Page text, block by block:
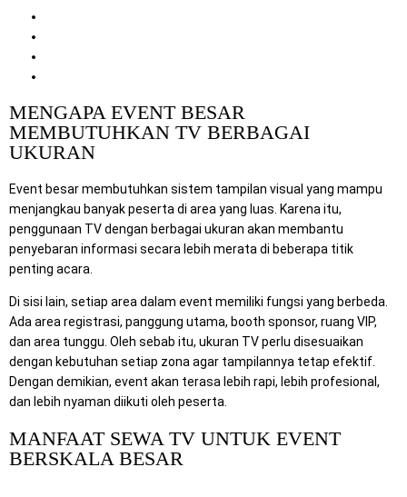
MENGAPA EVENT BESAR
MEMBUTUHKAN TV BERBAGAI
UKURAN
Event besar membutuhkan sistem tampilan visual yang mampu
menjangkau banyak peserta di area yang luas. Karena itu,
penggunaan TV dengan berbagai ukuran akan membantu
penyebaran informasi secara lebih merata di beberapa titik
penting acara.
Di sisi lain, setiap area dalam event memiliki fungsi yang berbeda.
Ada area registrasi, panggung utama, booth sponsor, ruang VIP,
dan area tunggu. Oleh sebab itu, ukuran TV perlu disesuaikan
dengan kebutuhan setiap zona agar tampilannya tetap efektif.
Dengan demikian, event akan terasa lebih rapi, lebih profesional,
dan lebih nyaman diikuti oleh peserta.
MANFAAT SEWA TV UNTUK EVENT
BERSKALA BESAR